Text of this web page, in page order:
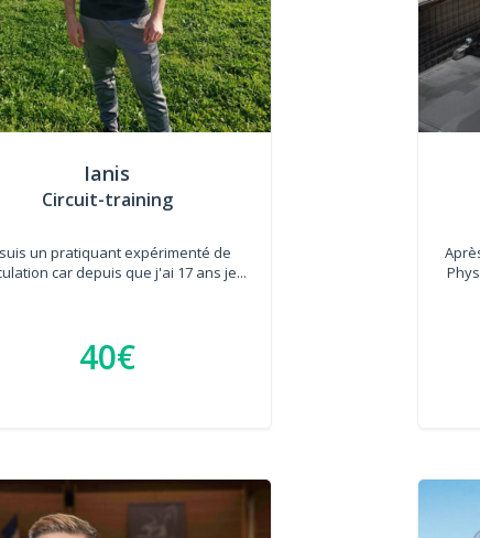
Ianis
Circuit-training
suis un pratiquant expérimenté de
car depuis que j'ai 17 ans je...
40€